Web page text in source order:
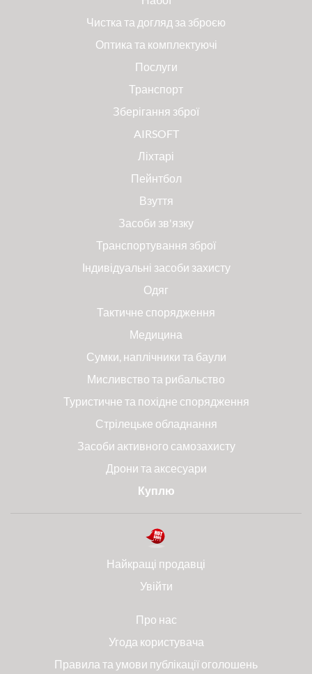
Чистка та догляд за зброєю
Оптика та комплектуючі
Послуги
Транспорт
Зберігання зброї
AIRSOFT
Ліхтарі
Пейнтбол
Взуття
Засоби зв'язку
Транспортування зброї
Індивідуальні засоби захисту
Одяг
Тактичне спорядження
Медицина
Сумки, наплічники та баули
Мисливство та рибальство
Туристичне та похідне спорядження
Стрілецьке обладнання
Засоби активного самозахисту
Дрони та аксесуари
Куплю
Найкращі продавці
Увійти
Про нас
Угода користувача
Правила та умови публікації оголошень